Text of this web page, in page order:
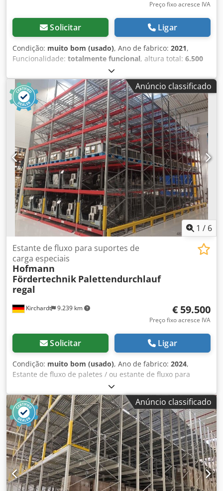
Preço fixo acresce IVA
Solicitar Ligar
Condição: muito bom (usado), Ano de fabrico: 2021,
Funcionalidade: totalmente funcional, altura total: 6.500
, 1x estante dinâmica para paletes do fabricante Bito,
totalmente funcional. Capacidade para 96 posições de
paletes. Ano de fabrico: 2021. Dimensões base: L 10,20 m -
P 5,20 m - A 6,50 m. Peso mínimo da palete: 250 kg e
máximo: 1000 kg. Largura do canal / comprimento da
travessa: 2400 mm. As transportadoras de rolos ao nível do
chão são rebatíveis para possibilitar a limpeza flexível do
solo por baixo (ver foto número 4). Chsdpfxew Az Emo
Aafea Inspecionado e mantido anualmente. O sistema já
está desmontado e armazenado. Envio em toda a Europa
mediante taxa adicional.
Anúncio classificado
1 / 6
Kirchardt 9.239 km
Estante de fluxo para suportes de
carga especiais
Hofmann
Fördertechnik Palettendurchlauf
regal
€ 59.500
Preço fixo acresce IVA
Solicitar Ligar
Condição: muito bom (usado), Ano de fabrico: 2024,
Estante de fluxo de paletes / ou estante de fluxo para
transportadores de carga especiais 1,40m x 1,20m, máx.
700 kg, espaço para 300 transportadores de carga – usado
-: Preço ex-local: € 59.500 (líquido), incluindo
desmontagem, etc.! Fornecedor: Hofmann Fördertechnik
GmbH Fornecedor de transportadores de rolos: Fluxus
Solutions GmbH Ano de construção: junho de 2024 Largura
do compartimento: FW I: 1.398 mm (campo com um
transportador de rolos) – 1 campo disponível Largura do
compartimento FW II: 2.798 mm (campo com dois
transportadores de rolos) – 2 campos disponíveis
Anúncio classificado